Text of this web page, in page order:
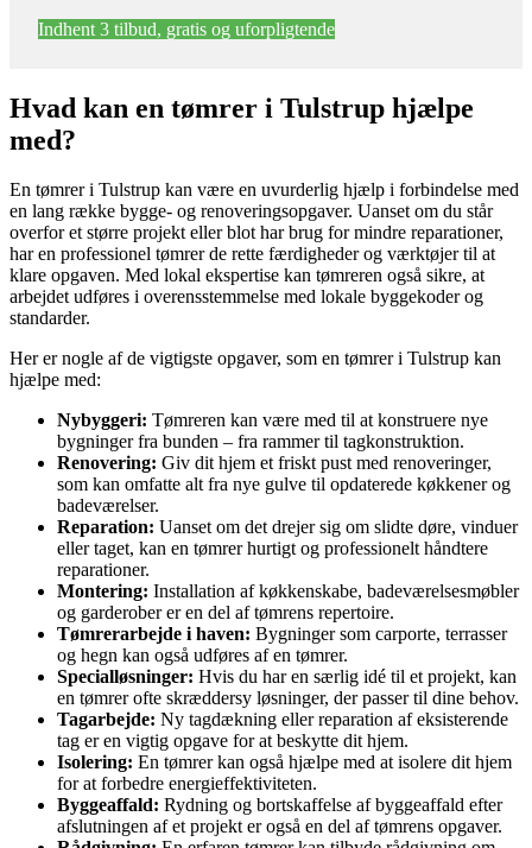
Indhent 3 tilbud, gratis og uforpligtende
Hvad kan en tømrer i Tulstrup hjælpe
med?
En tømrer i Tulstrup kan være en uvurderlig hjælp i forbindelse med
en lang række bygge- og renoveringsopgaver. Uanset om du står
overfor et større projekt eller blot har brug for mindre reparationer,
har en professionel tømrer de rette færdigheder og værktøjer til at
klare opgaven. Med lokal ekspertise kan tømreren også sikre, at
arbejdet udføres i overensstemmelse med lokale byggekoder og
standarder.
Her er nogle af de vigtigste opgaver, som en tømrer i Tulstrup kan
hjælpe med:
Nybyggeri: Tømreren kan være med til at konstruere nye
bygninger fra bunden – fra rammer til tagkonstruktion.
Renovering: Giv dit hjem et friskt pust med renoveringer,
som kan omfatte alt fra nye gulve til opdaterede køkkener og
badeværelser.
Reparation: Uanset om det drejer sig om slidte døre, vinduer
eller taget, kan en tømrer hurtigt og professionelt håndtere
reparationer.
Montering: Installation af køkkenskabe, badeværelsesmøbler
og garderober er en del af tømrens repertoire.
Tømrerarbejde i haven: Bygninger som carporte, terrasser
og hegn kan også udføres af en tømrer.
Specialløsninger: Hvis du har en særlig idé til et projekt, kan
en tømrer ofte skræddersy løsninger, der passer til dine behov.
Tagarbejde: Ny tagdækning eller reparation af eksisterende
tag er en vigtig opgave for at beskytte dit hjem.
Isolering: En tømrer kan også hjælpe med at isolere dit hjem
for at forbedre energieffektiviteten.
Byggeaffald: Rydning og bortskaffelse af byggeaffald efter
afslutningen af ​​et projekt er også en del af tømrens opgaver.